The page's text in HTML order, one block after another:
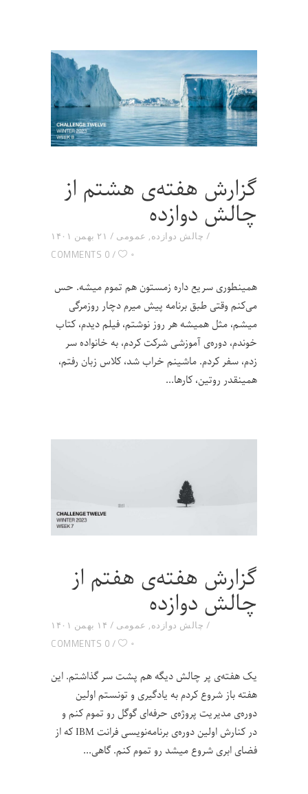
گزارش هفته‌ی هشتم از
چالش دوازده
۲۱ بهمن ۱۴۰۱ چالش دوازده, عمومی
0 COMMENTS
۰
همینطوری سریع داره زمستون هم تموم میشه. حس
می‌کنم وقتی طبق برنامه پیش میرم دچار روزمرگی
میشم، مثل همیشه هر روز نوشتم، فیلم دیدم، کتاب
خوندم، دوره‌ی آموزشی شرکت کردم، به خانواده سر
زدم، سفر کردم. ماشینم خراب شد، کلاس زبان رفتم،
همینقدر روتین، کارها
گزارش هفته‌ی هفتم از
چالش دوازده
۱۴ بهمن ۱۴۰۱ چالش دوازده, عمومی
0 COMMENTS
۰
یک هفته‌ی پر چالش دیگه هم پشت سر گذاشتم. این
هفته باز شروع کردم به یادگیری و تونستم اولین
دوره‌ی مدیریت پروژه‌ی حرفه‌ای گوگل رو تموم کنم و
در کنارش اولین دوره‌ی برنامه‌نویسی فرانت IBM که از
فضای ابری شروع میشد رو تموم کنم. گاهی